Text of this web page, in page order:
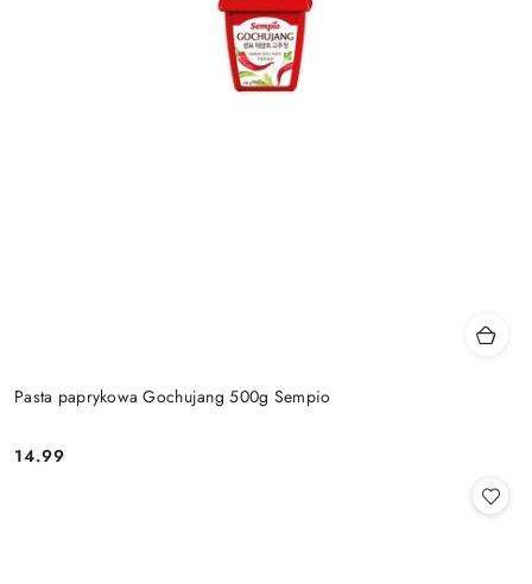
Pasta paprykowa Gochujang 500g Sempio
Cena:
14.99